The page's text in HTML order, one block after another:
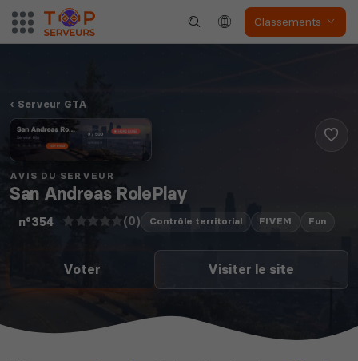
Classements
Myth of Empires
Voir tous les
jeux disponibles
Serveur GTA
AVIS DU SERVEUR
San Andreas RolePlay
n°354 (0) Contrôle territorial FIVEM Fun
Voter Visiter le site